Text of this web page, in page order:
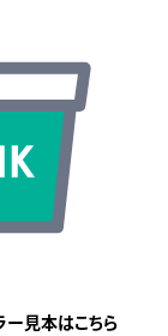
ー見本はこちら